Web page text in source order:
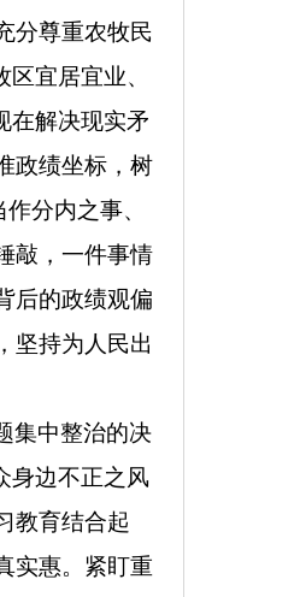
分尊重农牧民
宜居宜业、
在解决现实矛
政绩坐标，树
分内之事、
敲，一件事情
后的政绩观偏
坚持为人民出
集中整治的决
身边不正之风
教育结合起
惠。 紧盯重